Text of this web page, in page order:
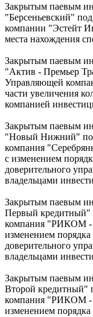
Закрытым паевым
"Берсеньевский"
компании "Эстейт
места нахождения
Закрытым паевым
"Актив - Премьер
Управляющей
части увеличения
компанией
Закрытым паевым
"Новый Нижний"
компания
с изменением
доверительного
владельцами
Закрытым паевым
Первый
компания "РИКОМ -
изменением порядка
доверительного
владельцами
Закрытым паевым
Второй
компания "РИКОМ -
изменением порядка